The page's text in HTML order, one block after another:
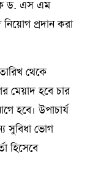
ড. এস এম
নিয়োগ প্রদান করা
থেকে
মেয়াদ হবে চার
হবে। উপাচার্য
সুবিধা ভোগ
হিসেবে